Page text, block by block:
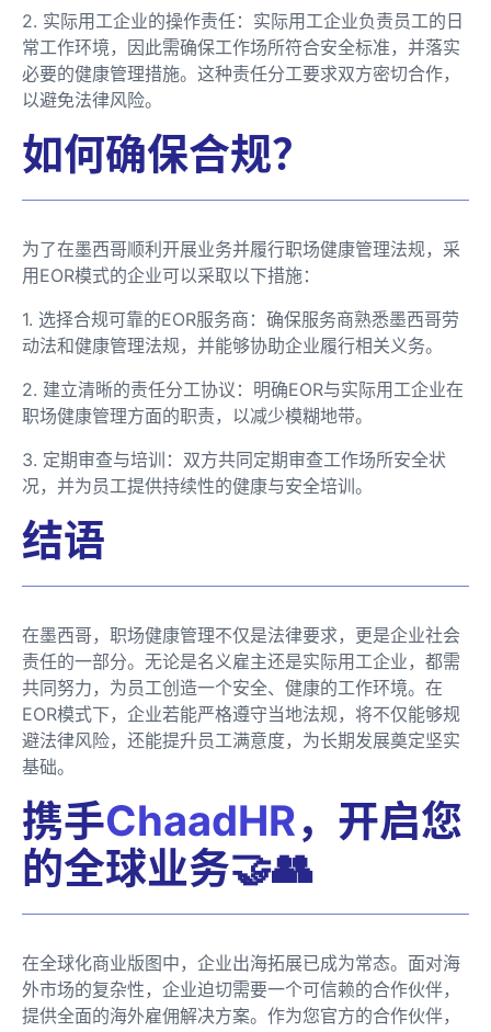
2. 实际用工企业的操作责任：实际用工企业负责员工的日
常工作环境，因此需确保工作场所符合安全标准，并落实
必要的健康管理措施。这种责任分工要求双方密切合作，
以避免法律风险。
如何确保合规？
为了在墨西哥顺利开展业务并履行职场健康管理法规，采
用EOR模式的企业可以采取以下措施：
1. 选择合规可靠的EOR服务商：确保服务商熟悉墨西哥劳
动法和健康管理法规，并能够协助企业履行相关义务。
2. 建立清晰的责任分工协议：明确EOR与实际用工企业在
职场健康管理方面的职责，以减少模糊地带。
3. 定期审查与培训：双方共同定期审查工作场所安全状
况，并为员工提供持续性的健康与安全培训。
结语
在墨西哥，职场健康管理不仅是法律要求，更是企业社会
责任的一部分。无论是名义雇主还是实际用工企业，都需
共同努力，为员工创造一个安全、健康的工作环境。在
EOR模式下，企业若能严格遵守当地法规，将不仅能够规
避法律风险，还能提升员工满意度，为长期发展奠定坚实
基础。
携手ChaadHR，开启您
的全球业务🤝👥
在全球化商业版图中，企业出海拓展已成为常态。面对海
外市场的复杂性，企业迫切需要一个可信赖的合作伙伴，
提供全面的海外雇佣解决方案。作为您官方的合作伙伴，